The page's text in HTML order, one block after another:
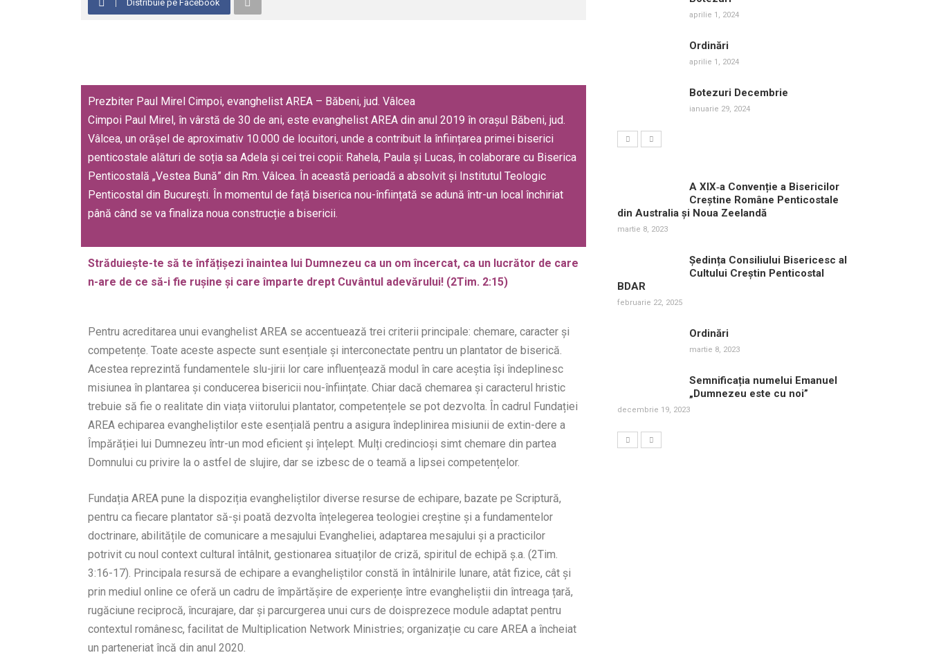
Distribuie pe Facebook
Prezbiter Paul Mirel Cimpoi, evanghelist AREA – Băbeni, jud. Vâlcea
Cimpoi Paul Mirel, în vârstă de 30 de ani, este evanghelist AREA din anul 2019 în orașul Băbeni, jud.
Vâlcea, un orășel de aproximativ 10.000 de locuitori, unde a contribuit la înființarea primei biserici
penticostale alături de soția sa Adela și cei trei copii: Rahela, Paula și Lucas, în colaborare cu Biserica
Penticostală „Vestea Bună” din Rm. Vâlcea. În această perioadă a absolvit și Institutul Teologic
Penticostal din București. În momentul de față biserica nou-înființată se adună într-un local închiriat
până când se va finaliza noua construcție a bisericii.
Străduiește-te să te înfățișezi înaintea lui Dumnezeu ca un om încercat, ca un lucrător de care
n-are de ce să-i fie rușine și care împarte drept Cuvântul adevărului! (2Tim. 2:15)
Pentru acreditarea unui evanghelist AREA se accentuează trei criterii principale: chemare, caracter și
competențe. Toate aceste aspecte sunt esențiale și interconectate pentru un plantator de biserică.
Acestea reprezintă fundamentele slu-jirii lor care influențează modul în care aceștia își îndeplinesc
misiunea în plantarea și conducerea bisericii nou-înființate. Chiar dacă chemarea și caracterul hristic
trebuie să fie o realitate din viața viitorului plantator, competențele se pot dezvolta. În cadrul Fundației
AREA echiparea evangheliștilor este esențială pentru a asigura îndeplinirea misiunii de extin-dere a
Împărăției lui Dumnezeu într-un mod eficient și înțelept. Mulți credincioși simt chemare din partea
Domnului cu privire la o astfel de slujire, dar se izbesc de o teamă a lipsei competențelor.
Fundația AREA pune la dispoziția evangheliștilor diverse resurse de echipare, bazate pe Scriptură,
pentru ca fiecare plantator să-și poată dezvolta înțelegerea teologiei creștine și a fundamentelor
doctrinare, abilitățile de comunicare a mesajului Evangheliei, adaptarea mesajului și a practicilor
potrivit cu noul context cultural întâlnit, gestionarea situaților de criză, spiritul de echipă ș.a. (2Tim.
3:16-17). Principala resursă de echipare a evangheliștilor constă în întâlnirile lunare, atât fizice, cât și
prin mediul online ce oferă un cadru de împărtășire de experiențe între evangheliștii din întreaga țară,
rugăciune reciprocă, încurajare, dar și parcurgerea unui curs de doisprezece module adaptat pentru
contextul românesc, facilitat de Multiplication Network Ministries; organizație cu care AREA a încheiat
un parteneriat încă din anul 2020.
aprilie 1, 2024
Ordinări
aprilie 1, 2024
Botezuri Decembrie
ianuarie 29, 2024
A XIX‑a Convenție a Bisericilor
Creștine Române Penticostale
din Australia și Noua Zeelandă
martie 8, 2023
Ședința Consiliului Bisericesc al
Cultului Creștin Penticostal
BDAR
februarie 22, 2025
Ordinări
martie 8, 2023
Semnificația numelui Emanuel
„Dumnezeu este cu noi”
decembrie 19, 2023